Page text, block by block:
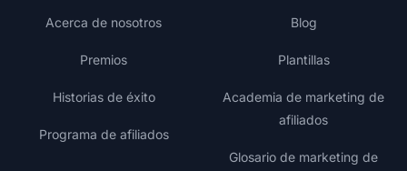
Acerca de nosotros
Premios
Historias de éxito
Programa de afiliados
Blog
Plantillas
Academia de marketing de
afiliados
Glosario de marketing de